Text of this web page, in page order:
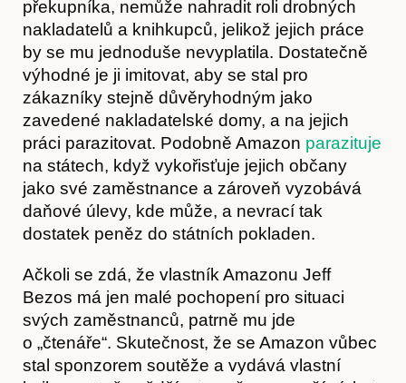
O nás
překupníka, nemůže nahradit roli drobných
nakladatelů a knihkupců, jelikož jejich práce
by se mu jednoduše nevyplatila. Dostatečně
výhodné je ji imitovat, aby se stal pro
zákazníky stejně důvěryhodným jako
zavedené nakladatelské domy, a na jejich
práci parazitovat. Podobně Amazon parazituje
na státech, když vykořisťuje jejich občany
jako své zaměstnance a zároveň vyzobává
daňové úlevy, kde může, a nevrací tak
dostatek peněz do státních pokladen.
Ačkoli se zdá, že vlastník Amazonu Jeff
Bezos má jen malé pochopení pro situaci
svých zaměstnanců, patrně mu jde
o „čtenáře“. Skutečnost, že se Amazon vůbec
stal sponzorem soutěže a vydává vlastní